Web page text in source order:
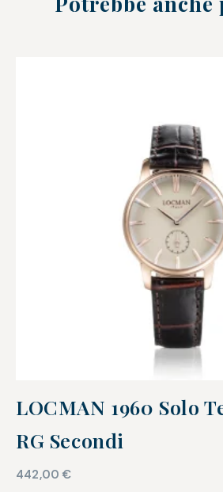
LOCMAN 1960 Solo
RG Secondi
442,00€